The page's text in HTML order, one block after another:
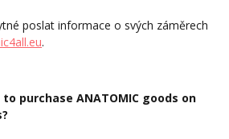
poslat informace o svých záměrech
.
purchase ANATOMIC goods on